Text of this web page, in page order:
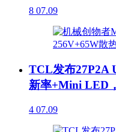
8 07.09
TCL发布27P2A
新率+Mini LED
4 07.09